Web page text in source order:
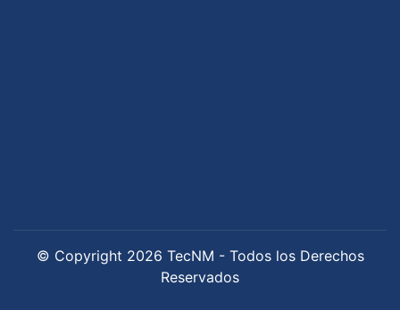
© Copyright 2026 TecNM - Todos los Derechos
Reservados